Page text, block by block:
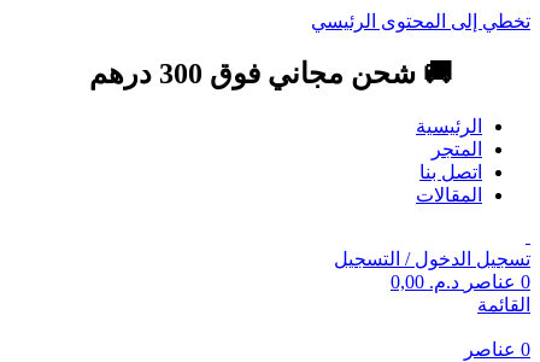
تخطي إلى المحتوى الرئيسي
🚚 شحن مجاني فوق 300 درهم
الرئيسية
المتجر
اتصل بنا
المقالات
تسجيل الدخول / التسجيل
0 عناصر د.م.
القائمة
0 عناصر